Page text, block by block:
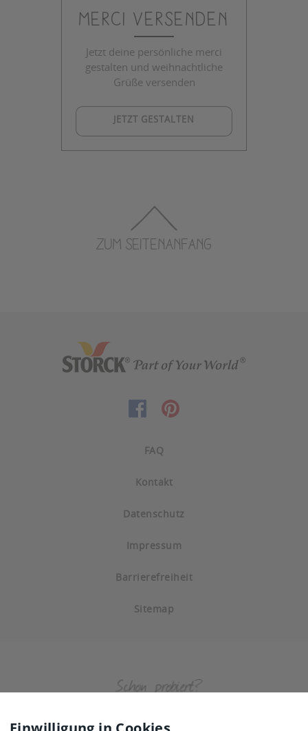
merci Versenden
Jetzt deine persönliche merci
gestalten und weihnachtliche
Grüße versenden
JETZT GESTALTEN
ZUM SEITENANFANG
FAQ
Kontakt
Datenschutz
Impressum
Barrierefreiheit
Sitemap